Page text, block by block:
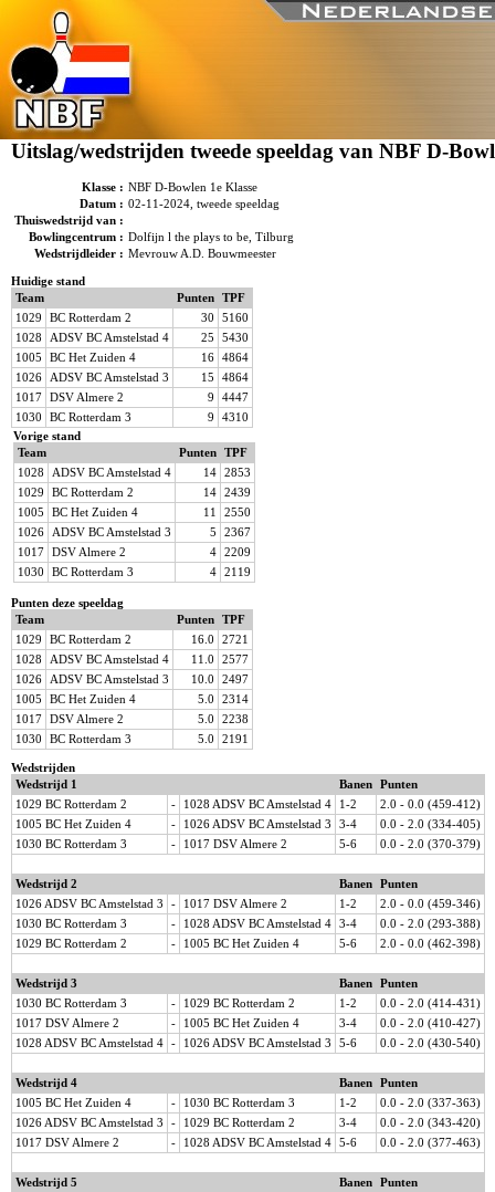
Uitslag/wedstrijden tweede speeldag van NBF D-
Klasse : NBF D-Bowlen 1e Klasse
Datum : 02-11-2024, tweede speeldag
Thuiswedstrijd van :
Bowlingcentrum : Dolfijn l the plays to be, Tilburg
Wedstrijdleider : Mevrouw A.D. Bouwmeester
Huidige stand
Team
Punten
TPF
1029
BC Rotterdam 2 30
5160
1028
ADSV BC Amstelstad 4 25
5430
1005
BC Het Zuiden 4 16
4864
1026
ADSV BC Amstelstad 3 15
4864
1017
DSV Almere 2 9
4447
1030
BC Rotterdam 3 9
4310
Vorige stand
Team
Punten
TPF
1028
ADSV BC Amstelstad 4 14
2853
1029
BC Rotterdam 2 14
2439
1005
BC Het Zuiden 4 11
2550
1026
ADSV BC Amstelstad 3 5
2367
1017
DSV Almere 2 4
2209
1030
BC Rotterdam 3 4 2119
Punten deze speeldag
Team
Punten
TPF
1029
BC Rotterdam 2 16.0
2721
1028
ADSV BC Amstelstad 4 11.0
2577
1026
ADSV BC Amstelstad 3 10.0
2497
1005
BC Het Zuiden 4 5.0
2314
1017
DSV Almere 2 5.0
2238
1030
BC Rotterdam 3 5.0 2191
Wedstrijden
Wedstrijd 1
Banen
Punten
1029 BC Rotterdam 2
- 1028 ADSV BC Amstelstad 4 1-2
2.0 - 0.0 (459-412)
1005 BC Het Zuiden 4
- 1026 ADSV BC Amstelstad 3 3-4
0.0 - 2.0 (334-405)
1030 BC Rotterdam 3
- 1017 DSV Almere 2 5-6 0.0 - 2.0 (370-379)
Wedstrijd 2 Banen
Punten
1026 ADSV BC Amstelstad 3
- 1017 DSV Almere 2 1-2
2.0 - 0.0 (459-346)
1030 BC Rotterdam 3
- 1028 ADSV BC Amstelstad 4 3-4
0.0 - 2.0 (293-388)
1029 BC Rotterdam 2
- 1005 BC Het Zuiden 4 5-6 2.0 - 0.0 (462-398)
Wedstrijd 3 Banen
Punten
1030 BC Rotterdam 3
- 1029 BC Rotterdam 2 1-2
0.0 - 2.0 (414-431)
1017 DSV Almere 2
- 1005 BC Het Zuiden 4 3-4
0.0 - 2.0 (410-427)
1028 ADSV BC Amstelstad 4
- 1026 ADSV BC Amstelstad 3 5-6 0.0 - 2.0 (430-540)
Wedstrijd 4 Banen
Punten
1005 BC Het Zuiden 4
- 1030 BC Rotterdam 3 1-2
0.0 - 2.0 (337-363)
1026 ADSV BC Amstelstad 3
- 1029 BC Rotterdam 2 3-4
0.0 - 2.0 (343-420)
1017 DSV Almere 2
- 1028 ADSV BC Amstelstad 4 5-6 0.0 - 2.0 (377-463)
Wedstrijd 5 Banen
Punten